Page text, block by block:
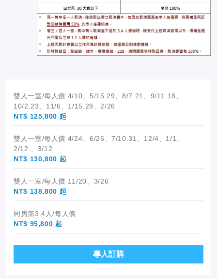
雙人一室/每人價 4/10、5/15.29、8/7.21、9/11.18、
10/2.23、11/6、1/15.29、2/26
NT$ 125,800 起
雙人一室/每人價 4/24、6/26、7/10.31、12/4、1/1、
2/12.、3/12
NT$ 130,800 起
雙人一室/每人價 11/20、3/26
NT$ 138,800 起
同房第3.4人/每人價
NT$ 95,800 起
專人訂購